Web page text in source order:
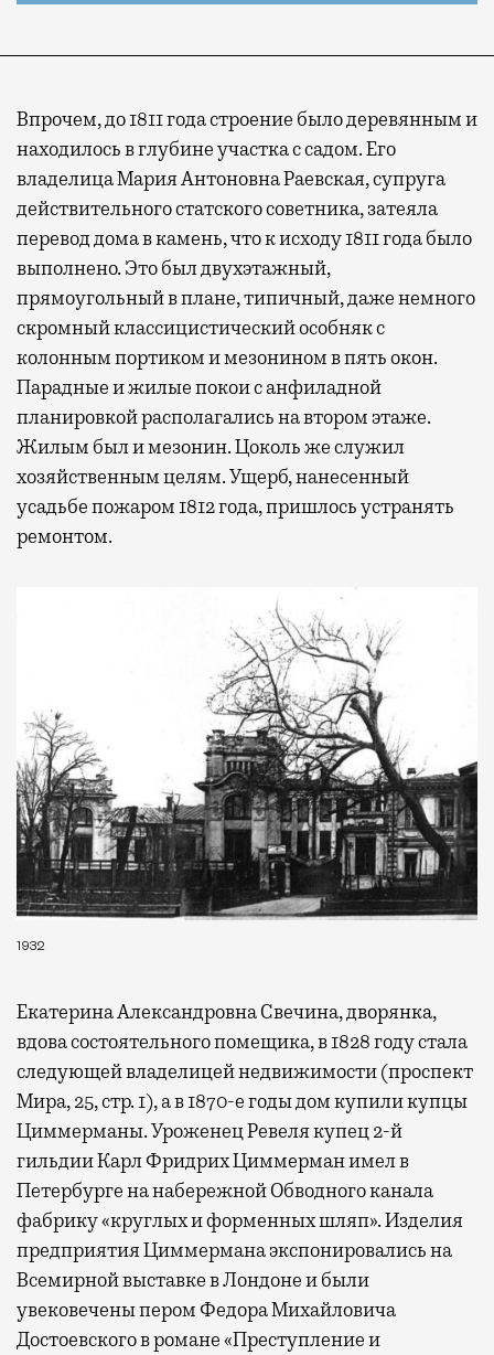
Впрочем, до 1811 года строение было деревянным и
находилось в глубине участка с садом. Его
владелица Мария Антоновна Раевская, супруга
действительного статского советника, затеяла
перевод дома в камень, что к исходу 1811 года было
выполнено. Это был двухэтажный,
прямоугольный в плане, типичный, даже немного
скромный классицистический особняк с
колонным портиком и мезонином в пять окон.
Парадные и жилые покои с анфиладной
планировкой располагались на втором этаже.
Жилым был и мезонин. Цоколь же служил
хозяйственным целям. Ущерб, нанесенный
усадьбе пожаром 1812 года, пришлось устранять
ремонтом.
1932
Екатерина Александровна Свечина, дворянка,
вдова состоятельного помещика, в 1828 году стала
следующей владелицей недвижимости (проспект
Мира, 25, стр. 1), а в 1870-е годы дом купили купцы
Циммерманы. Уроженец Ревеля купец 2-й
гильдии Карл Фридрих Циммерман имел в
Петербурге на набережной Обводного канала
фабрику «круглых и форменных шляп». Изделия
предприятия Циммермана экспонировались на
Всемирной выставке в Лондоне и были
увековечены пером Федора Михайловича
Достоевского в романе «Преступление и